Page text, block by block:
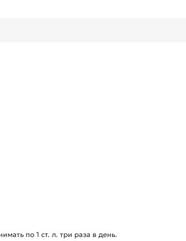
по 1 ст. л. три раза в день.